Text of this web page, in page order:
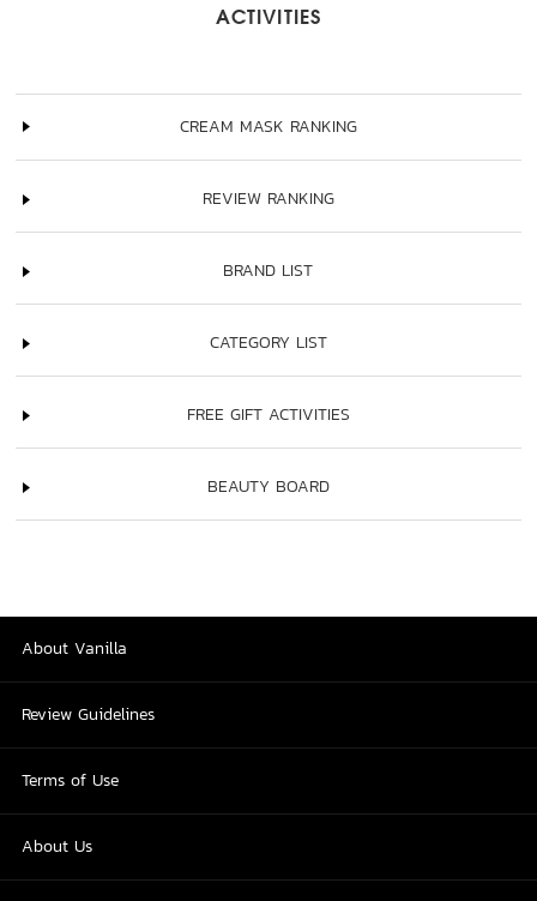
ACTIVITIES
CREAM MASK RANKING
REVIEW RANKING
BRAND LIST
CATEGORY LIST
FREE GIFT ACTIVITIES
BEAUTY BOARD
About Vanilla
Review Guidelines
Terms of Use
About Us